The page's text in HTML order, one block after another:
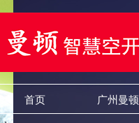
首页 广州曼顿